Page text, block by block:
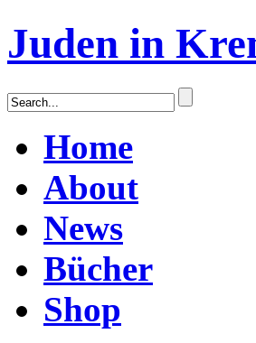
Juden in
Home
About
News
Bücher
Shop